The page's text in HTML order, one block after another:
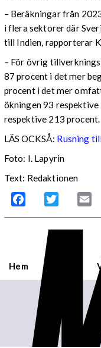
– Beräkningar från
i flera sektorer där
till Indien, rapporterar
– För övrig
87 procent i det mer
procent i det mer
ökningen 93
respektive 213 procent.
LÄS OCKSÅ: Rusning
Foto: I. Lapyrin
Text: Redaktionen
Facebook Twitter
Hem